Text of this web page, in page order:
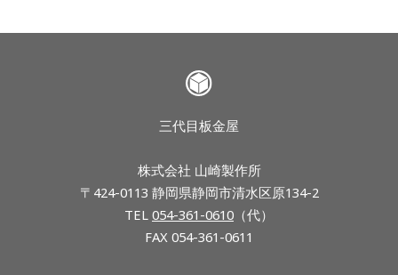
三代目板金屋
株式会社 山崎製作所
〒424-0113 静岡県静岡市清水区原134-2
TEL 054-361-0610 （代）
FAX 054-361-0611